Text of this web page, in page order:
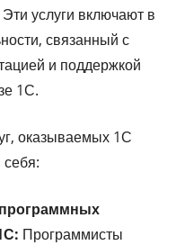
услуги включают в
связанный с
и поддержкой
1С.
оказываемых 1С
программных
Программисты